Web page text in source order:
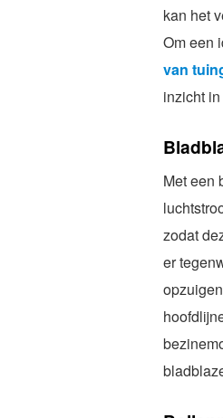
kan het
Om een
van
inzicht
Met een
zodat
er